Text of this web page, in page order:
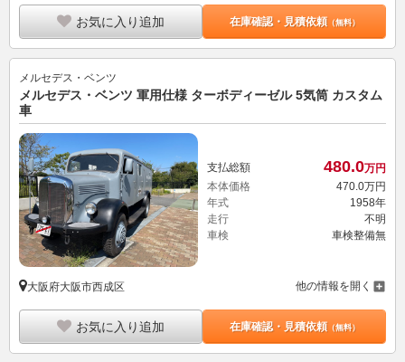
お気に入り追加 在庫確認・見積依頼（無料）
メルセデス・ベンツ
メルセデス・ベンツ 軍用仕様 ターボディーゼル 5気筒 カスタム
車
支払総額 480.0万円
本体価格
470. 0万円
年式
1958年
走行
不明
車検
車検整備無
大阪府大阪市西成区 他の情報を開く
お気に入り追加 在庫確認・見積依頼（無料）